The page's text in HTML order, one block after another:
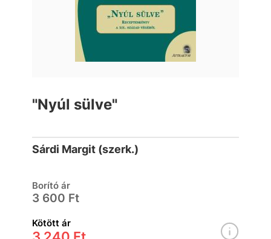
"Nyúl sülve"
Sárdi Margit (szerk.)
Borító ár
3 600 Ft
Kötött ár